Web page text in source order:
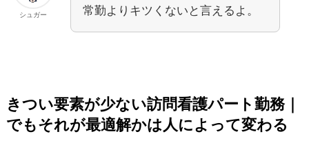
シュガー
常勤よりキツくないと言えるよ。
きつい要素が少ない訪問看護パート勤務｜
でもそれが最適解かは人によって変わる